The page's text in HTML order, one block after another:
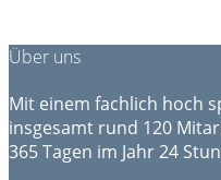
Über uns
Mit einem fachlich hoch
insgesamt rund 120
365 Tagen im Jahr 24